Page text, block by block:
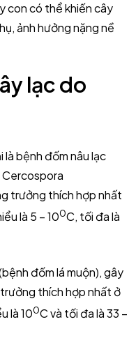
con có thể khiến cây
ảnh hưởng nặng nề
lạc do
là bệnh đốm nâu lạc
Cercospora
trưởng thích hợp nhất
là 5 – 100C, tối đa là
đốm lá muộn), gây
thích hợp nhất ở
là 100C và tối đa là 33 –